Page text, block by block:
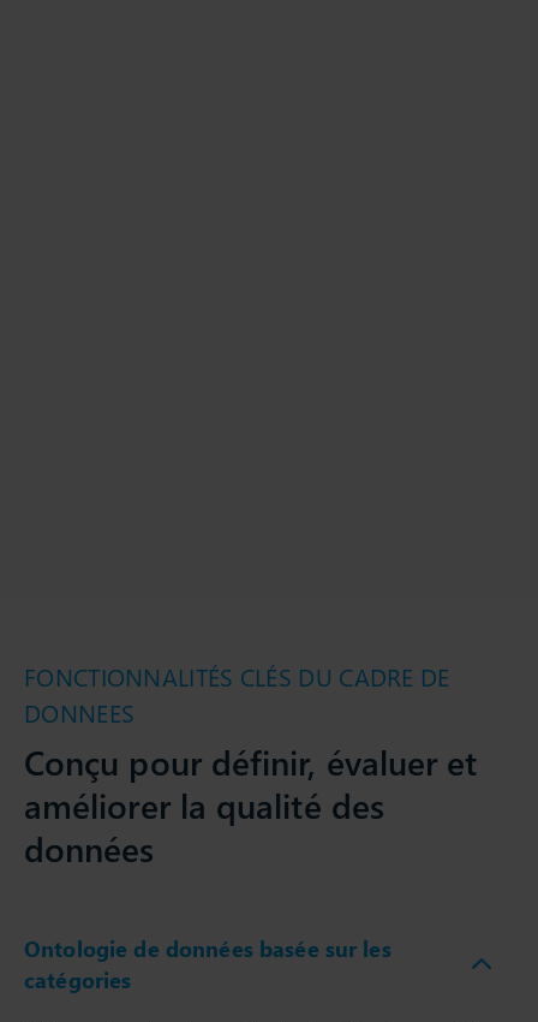
FONCTIONNALITÉS CLÉS DU CADRE DE
DONNEES
Conçu pour définir, évaluer et
améliorer la qualité des
données
Ontologie de données basée sur les
catégories